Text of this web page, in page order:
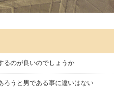
るのが良いのでしょうか
ろうと男である事に違いはない